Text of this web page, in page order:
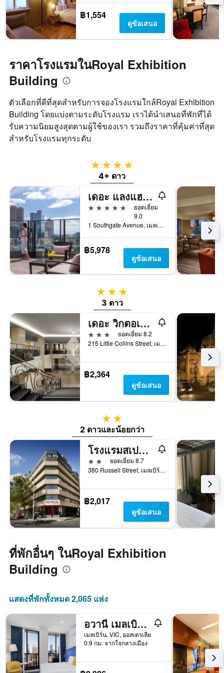
฿1,554
ดูข้อเสนอ
ราคาโรงแรมในRoyal Exhibition
Building
ตัวเลือกที่ดีที่สุดสำหรับการจองโรงแรมใกล้Royal Exhibition
Building โดยแบ่งตามระดับโรงแรม เราได้นำเสนอที่พักที่ได้
รับความนิยมสูงสุดตามผู้ใช้ของเรา รวมถึงราคาที่คุ้มค่าที่สุด
สำหรับโรงแรมทุกระดับ
4 ดาว
4+ ดาว
เดอะ แลงแฮม เมลเบิร์น
5 ดาว
ยอดเยี่ยม
9.0
1 Southgate Avenue, เมลเบิร์น, VIC, ออสเตรเลีย
฿5,978
ดูข้อเสนอ
3 ดาว
3 ดาว
เดอะ วิกตอเรีย โฮเทล เมลเบิร์น
3 ดาว
ยอดเยี่ยม 8.2
215 Little Collins Street, เมลเบิร์น, VIC, ออสเตรเลีย
฿2,364
ดูข้อเสนอ
2 ดาว
2 ดาวและน้อยกว่า
โรงแรมสเปซ - โฮสเทล
2 ดาว
ยอดเยี่ยม 8.7
380 Russell Street, เมลเบิร์น, VIC, ออสเตรเลีย
฿2,017
ดูข้อเสนอ
ที่พักอื่นๆ ในRoyal Exhibition
Building
แสดงที่พักทั้งหมด 2,065 แห่ง
อวานี เมลเบิร์น แจ๊ส คอร์เนอร์ เรสซิเดนซ์
เมลเบิร์น, VIC, ออสเตรเลีย
0.9 กม. จากใจกลางเมือง